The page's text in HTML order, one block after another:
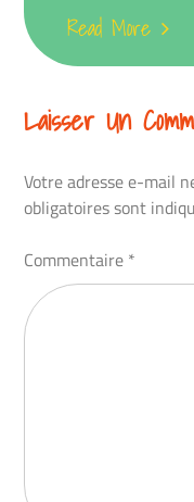
Read More
Laisser Un
Votre adresse e-mail
obligatoires sont
Commentaire *